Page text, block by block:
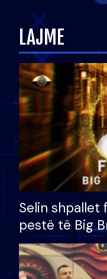
LAJME
Selin shpallet
pestë të Big
çmimin e